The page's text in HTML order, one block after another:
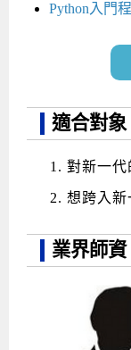
Python入門
適合對象
對新一代
想跨入新
業界師資